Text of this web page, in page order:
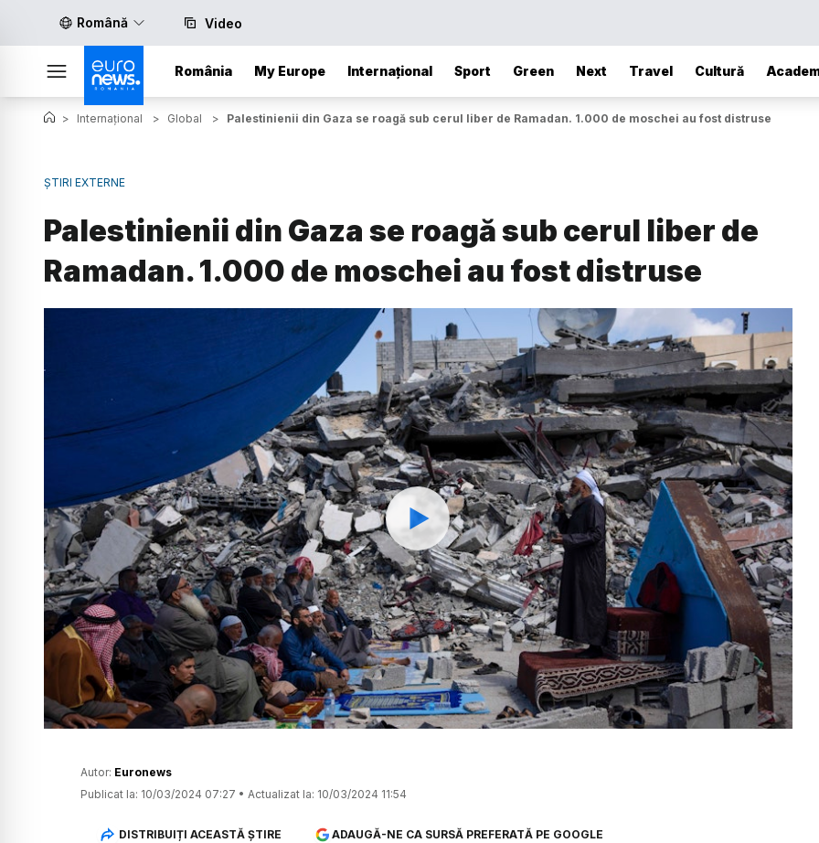
Română Video
România My Europe Internațional Sport Green Next Travel Cultură
> Internațional > Global > Palestinienii din Gaza se roagă sub cerul liber de Ramadan. 1.000 de moschei au fost distruse
ȘTIRI EXTERNE
Palestinienii din Gaza se roagă sub cerul liber de
Ramadan. 1.000 de moschei au fost distruse
Watch
Autor: Euronews
Publicat la: 10/03/2024 07:27 • Actualizat la: 10/03/2024 11:54
DISTRIBUIȚI ACEASTĂ ȘTIRE ADAUGĂ-NE CA SURSĂ PREFERATĂ PE GOOGLE